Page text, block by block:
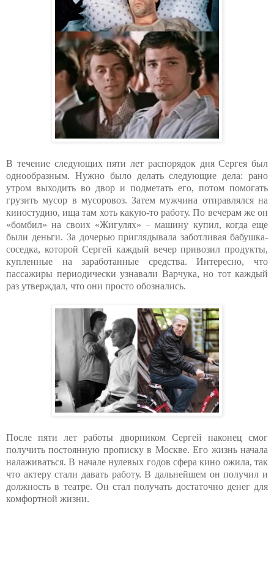
В течение следующих пяти лет распорядок дня Сергея был
однообразным. Нужно было делать следующие дела: рано
утром выходить во двор и подметать его, потом помогать
грузить мусор в мусоровоз. Затем мужчина отправлялся на
киностудию, ища там хоть какую-то работу. По вечерам же он
«бомбил» на своих «Жигулях» – машину купил, когда еще
были деньги. За дочерью приглядывала заботливая бабушка-
соседка, которой Сергей каждый вечер привозил продукты,
купленные на заработанные средства. Интересно, что
пассажиры периодически узнавали Варчука, но тот каждый
раз утверждал, что они просто обознались.
После пяти лет работы дворником Сергей наконец смог
получить постоянную прописку в Москве. Его жизнь начала
налаживаться. В начале нулевых годов сфера кино ожила, так
что актеру стали давать работу. В дальнейшем он получил и
должность в театре. Он стал получать достаточно денег для
комфортной жизни.